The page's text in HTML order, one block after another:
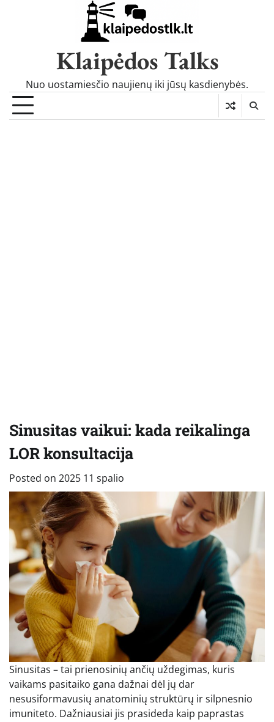
Klaipėdos Talks
Nuo uostamiesčio naujienų iki jūsų kasdienybės.
Sinusitas vaikui: kada reikalinga
LOR konsultacija
Posted on 2025 11 spalio
Sinusitas – tai prienosinių ančių uždegimas, kuris
vaikams pasitaiko gana dažnai dėl jų dar
nesusiformavusių anatominių struktūrų ir silpnesnio
imuniteto. Dažniausiai jis prasideda kaip paprastas